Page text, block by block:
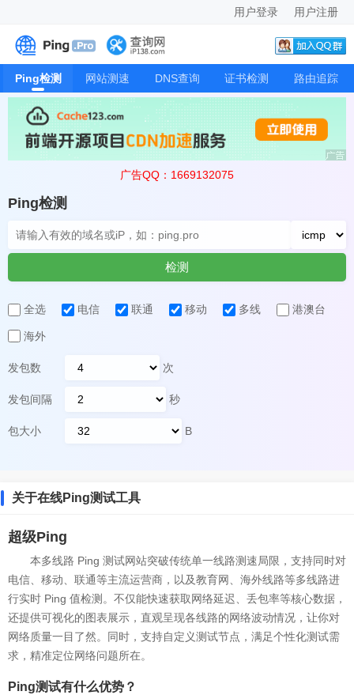
用户登录 用户注册
Ping检测 网站测速 DNS查询 证书检测 路由追踪
广告QQ：1669132075
Ping检测
检测
全选 电信 联通 移动 多线 港澳台
海外
发包数 次
发包间隔 秒
包大小 B
关于在线Ping测试工具
超级Ping
本多线路 Ping 测试网站突破传统单一线路测速局限，支持同时对
电信、移动、联通等主流运营商，以及教育网、海外线路等多线路进
行实时 Ping 值检测。不仅能快速获取网络延迟、丢包率等核心数据，
还提供可视化的图表展示，直观呈现各线路的网络波动情况，让你对
网络质量一目了然。同时，支持自定义测试节点，满足个性化测试需
求，精准定位网络问题所在。
Ping测试有什么优势？